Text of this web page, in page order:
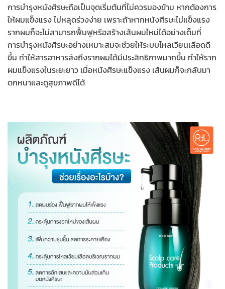
การบำรุงหนังศีรษะถือเป็นจุดเริ่มต้นที่ไม่ควรมองข้าม หากต้องการ
ให้ผมแข็งแรง ไม่หลุดร่วงง่าย เพราะถ้าหากหนังศีรษะไม่แข็งแรง
รากผมก็จะไม่สามารถฟื้นฟูหรือสร้างเส้นผมใหม่ได้อย่างเต็มที่
การบำรุงหนังศีรษะอย่างเหมาะสมจะช่วยให้ระบบไหลเวียนเลือดดี
ขึ้น ทำให้สารอาหารส่งถึงรากผมได้มีประสิทธิภาพมากขึ้น ทำให้ราก
ผมแข็งแรงในระยะยาว เมื่อหนังศีรษะแข็งแรง เส้นผมก็จะกลับมา
ดกหนาและดูสุขภาพดีได้